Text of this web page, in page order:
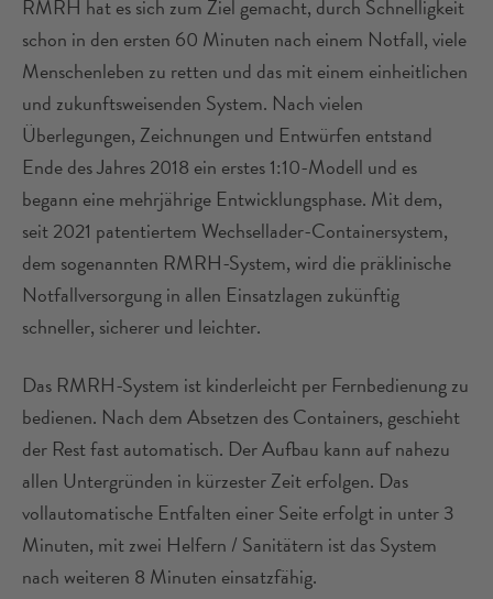
RMRH hat es sich zum Ziel gemacht, durch Schnelligkeit
schon in den ersten 60 Minuten nach einem Notfall, viele
Menschenleben zu retten und das mit einem einheitlichen
und zukunftsweisenden System. Nach vielen
Überlegungen, Zeichnungen und Entwürfen entstand
Ende des Jahres 2018 ein erstes 1:10-Modell und es
begann eine mehrjährige Entwicklungsphase. Mit dem,
seit 2021 patentiertem Wechsellader-Containersystem,
dem sogenannten RMRH-System, wird die präklinische
Notfallversorgung in allen Einsatzlagen zukünftig
schneller, sicherer und leichter.
Das RMRH-System ist kinderleicht per Fernbedienung zu
bedienen. Nach dem Absetzen des Containers, geschieht
der Rest fast automatisch. Der Aufbau kann auf nahezu
allen Untergründen in kürzester Zeit erfolgen. Das
vollautomatische Entfalten einer Seite erfolgt in unter 3
Minuten, mit zwei Helfern / Sanitätern ist das System
nach weiteren 8 Minuten einsatzfähig.